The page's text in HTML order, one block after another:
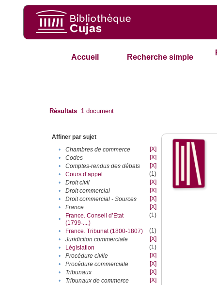
Accueil Recherche simple
Résultats 1 document
Affiner par sujet
•
Chambres de commerce
[X]
•
Codes
[X]
•
Comptes-rendus des débats
[X]
•
Cours d’appel
(1)
•
Droit civil
[X]
•
Droit commercial
[X]
•
Droit commercial - Sources
[X]
•
France
[X]
•
France. Conseil d’Etat
(1799-....)
(1)
• France. Tribunat (1800-1807)
(1)
•
Juridiction commerciale
[X]
•
Législation
(1)
•
Procédure civile
[X]
•
Procédure commerciale
[X]
•
Tribunaux
[X]
•
Tribunaux de commerce
[X]